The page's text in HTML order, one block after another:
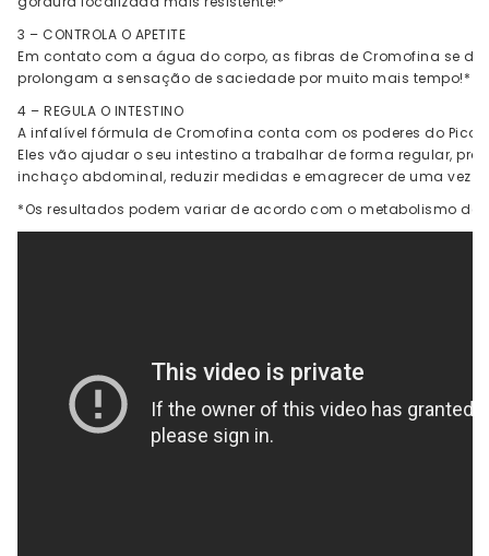
3 – CONTROLA O APETITE
Em contato com a água do corpo, as fibras de Cromofina se
prolongam a sensação de saciedade por muito mais tempo!*
4 – REGULA O INTESTINO
A infalível fórmula de Cromofina conta com os poderes do
Eles vão ajudar o seu intestino a trabalhar de forma regular,
inchaço abdominal, reduzir medidas e emagrecer de uma vez
*Os resultados podem variar de acordo com o metabolismo de